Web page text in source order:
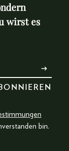
wirst es
bin.